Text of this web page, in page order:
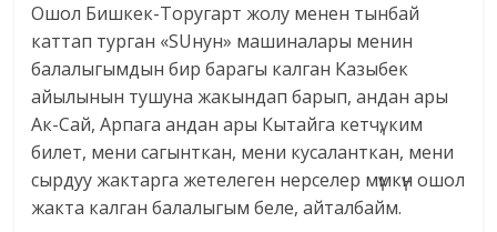
Ошол Бишкек-Торугарт жолу менен тынбай
каттап турган «SUнун» машиналары менин
балалыгымдын бир барагы калган Казыбек
айылынын тушуна жакындап барып, андан ары
Ак-Сай, Арпага андан ары Кытайга кетчү, ким
билет, мени сагынткан, мени кусаланткан, мени
сырдуу жактарга жетелеген нерселер мүмкүн ошол
жакта калган балалыгым беле, айталбайм.